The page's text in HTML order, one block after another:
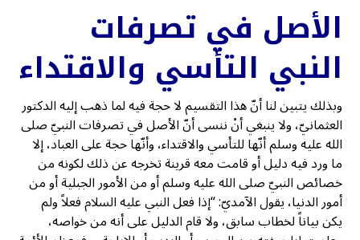
الأصل في تصرفات
النبي التأسي والاقتداء
وبذلك يتبين لنا أنّ هذا التقسيم لا حجة فيه لما ذهب إليه الدكتور
العثمانيّ، ولا ينبغي أنْ ننسى أنّ الأصل في تصرفات النبيّ صلى
الله عليه وسلم أنّها للتأسي والاقتداء، وأنّها حجة على العباد، إلا
ما ورد فيه دليل أو قامت معه قرينة تخرجه عن ذلك لكونه من
خصائص النبيّ صلى الله عليه وسلم أو من الأمور الجبلية أو من
أمور الدنيا، يقول الآمديّ: “إذا فعل النبي عليه السلام فعلاً ولم
يكن بياناً لخطاب سابق، ولا قام الدليل على أنه من خواصه،